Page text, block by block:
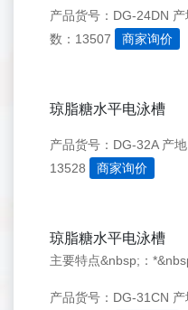
产品货号：DG-24DN
数：13507
商家询价
琼脂糖水平电泳槽
产品货号：DG-32A 产
13528
商家询价
琼脂糖水平电泳槽
产品货号：DG-31CN